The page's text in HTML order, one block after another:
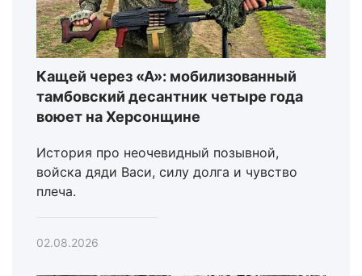
Кащей через «А»: мобилизованный
тамбовский десантник четыре года
воюет на Херсонщине
История про неочевидный позывной,
войска дяди Васи, силу долга и чувство
плеча.
02.08.2026